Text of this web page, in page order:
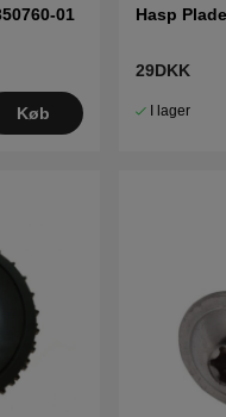
01
Køb
Hasp
29DKK
I lager